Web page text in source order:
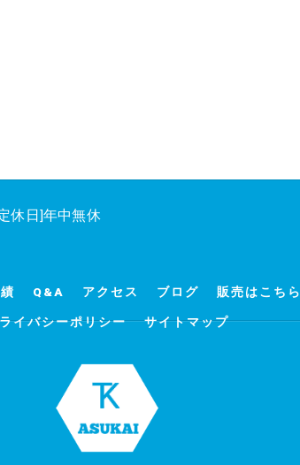
休日]年中無休
Q&A アクセス ブログ 販売はこちら
イバシーポリシー サイトマップ